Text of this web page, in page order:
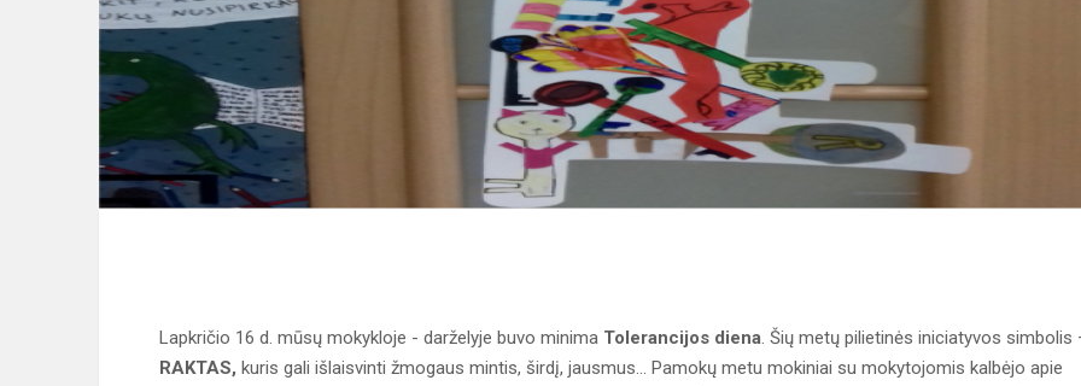
Lapkričio 16 d. mūsų mokykloje - darželyje buvo minima Tolerancijos diena. Šių metų pilietinės iniciatyvos simbolis
RAKTAS, kuris gali išlaisvinti žmogaus mintis, širdį, jausmus... Pamokų metu mokiniai su mokytojomis kalbėjo apie